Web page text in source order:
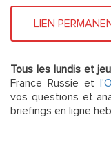
LIEN
Tous les lundis et
France Russie et
vos questions et
briefings en ligne